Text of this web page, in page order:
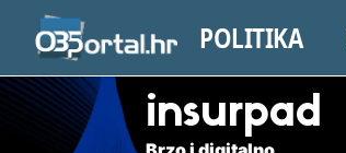
POLITIKA
insurpad